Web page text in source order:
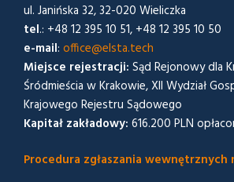
ul. Janińska 32, 32-020 Wieliczka
tel.: +48 12 395 10 51, +48 12 395 10 50
e-mail: office@elsta.tech
Miejsce rejestracji: Sąd Rejonowy dla
Śródmieścia w Krakowie, XII Wydział
Krajowego Rejestru Sądowego
Kapitał zakładowy: 616.200 PLN
Procedura zgłaszania wewnętrznych